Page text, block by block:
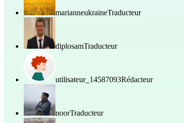
marianneukraineTraducteur
diplosamTraducteur
utilisateur_14587093Rédacteur
noorTraducteur